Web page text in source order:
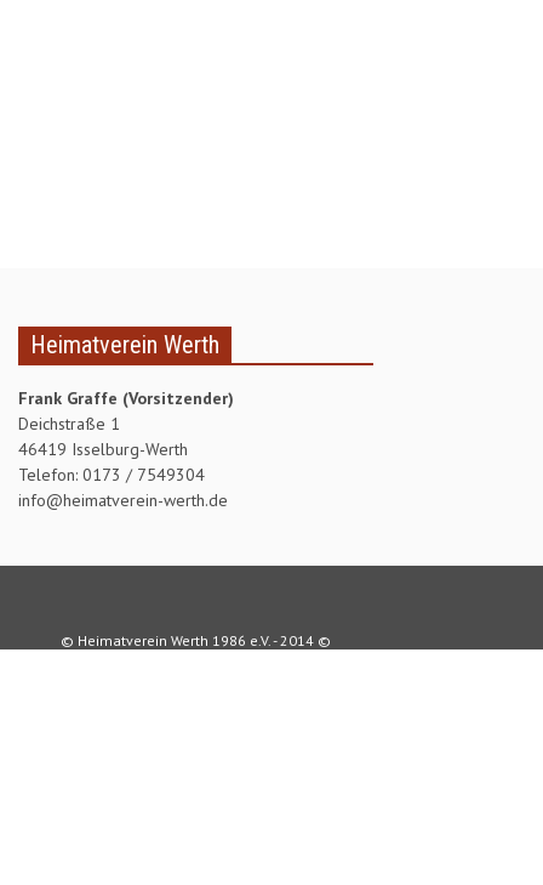
Heimatverein Werth
Frank Graffe (Vorsitzender)
Deichstraße 1
46419 Isselburg-Werth
Telefon: 0173 / 7549304
info@heimatverein-werth.de
© Heimatverein Werth 1986 e.V. - 2014 ©